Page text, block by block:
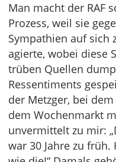
Man macht der RAF
Prozess, weil sie
Sympathien auf sich
agierte, wobei diese
trüben Quellen
Ressentiments
der Metzger, bei
dem Wochenmarkt
unvermittelt zu mir:
war 30 Jahre zu